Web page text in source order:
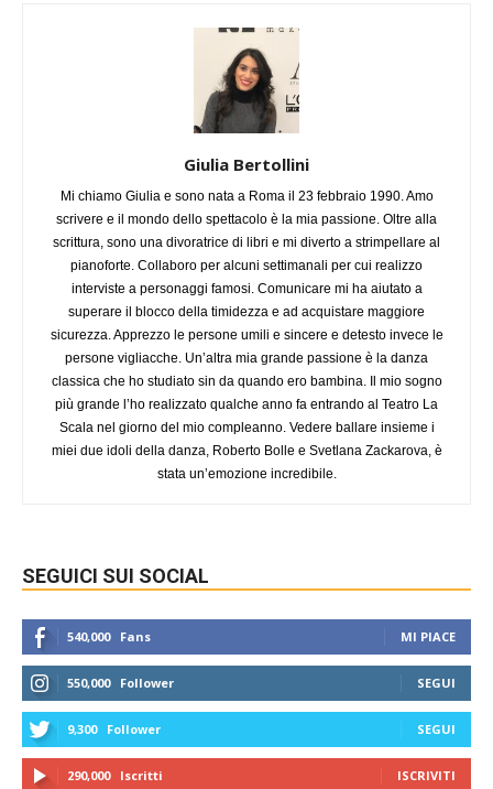
Giulia Bertollini
Mi chiamo Giulia e sono nata a Roma il 23 febbraio 1990. Amo
scrivere e il mondo dello spettacolo è la mia passione. Oltre alla
scrittura, sono una divoratrice di libri e mi diverto a strimpellare al
pianoforte. Collaboro per alcuni settimanali per cui realizzo
interviste a personaggi famosi. Comunicare mi ha aiutato a
superare il blocco della timidezza e ad acquistare maggiore
sicurezza. Apprezzo le persone umili e sincere e detesto invece le
persone vigliacche. Un’altra mia grande passione è la danza
classica che ho studiato sin da quando ero bambina. Il mio sogno
più grande l’ho realizzato qualche anno fa entrando al Teatro La
Scala nel giorno del mio compleanno. Vedere ballare insieme i
miei due idoli della danza, Roberto Bolle e Svetlana Zackarova, è
stata un’emozione incredibile.
SEGUICI SUI SOCIAL
540,000 Fans MI PIACE
550,000 Follower SEGUI
9,300 Follower SEGUI
290,000 Iscritti ISCRIVITI